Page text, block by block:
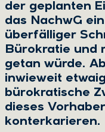
der geplanten
das NachwG
überfälliger
Bürokratie und
getan würde.
inwieweit
bürokratische
dieses
konterkarieren.